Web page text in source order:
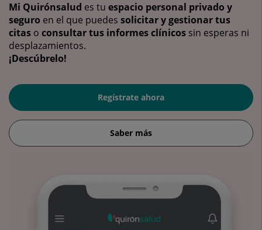
Mi Quirónsalud es tu espacio personal privado y
seguro en el que puedes solicitar y gestionar tus
citas o consultar tus informes clínicos sin esperas ni
desplazamientos.
¡Descúbrelo!
Regístrate ahora
Saber más